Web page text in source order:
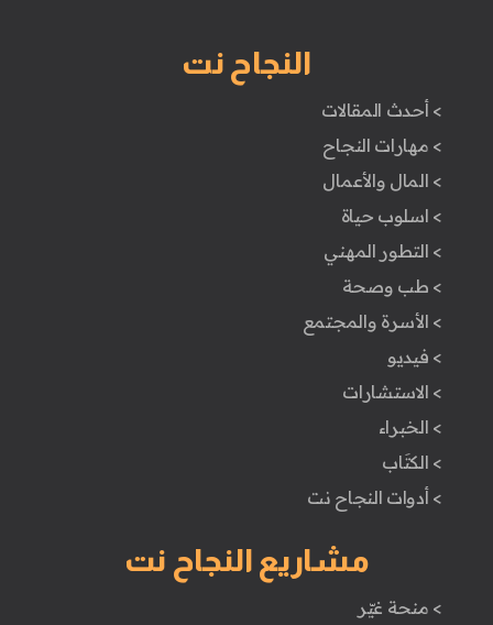
النجاح نت
> أحدث المقالات
> مهارات النجاح
> المال والأعمال
> اسلوب حياة
> التطور المهني
> طب وصحة
> الأسرة والمجتمع
> فيديو
> الاستشارات
> الخبراء
> الكتَاب
> أدوات النجاح نت
مشاريع النجاح نت
> منحة غيّر